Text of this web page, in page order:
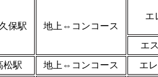
保駅 地上⇔コンコース
エ
エ
松駅
地上⇔コンコース エ